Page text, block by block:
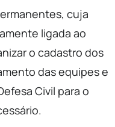
cuja
ligada ao
o cadastro dos
das equipes e
Civil para o